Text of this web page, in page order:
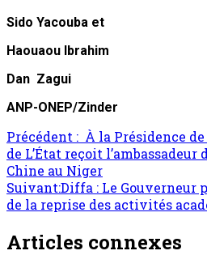
Sido Yacouba et
Haouaou Ibrahim
Dan Zagui
ANP-ONEP/Zinder
Précédent : À la Présidence
de L’État reçoit
Chine au Niger
Suivant:Diffa : Le Gouverneur
de la reprise des activités
Articles connexes